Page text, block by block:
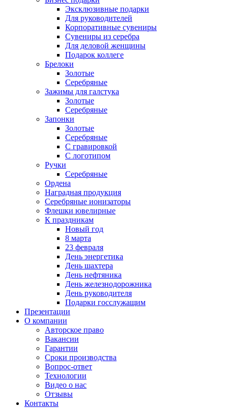
Эксклюзивные подарки
Для руководителей
Корпоративные сувениры
Сувениры из серебра
Для деловой женщины
Подарок коллеге
Брелоки
Золотые
Серебряные
Зажимы для галстука
Золотые
Серебряные
Запонки
Золотые
Серебряные
С гравировкой
С логотипом
Ручки
Серебряные
Ордена
Наградная продукция
Серебряные ионизаторы
Флешки ювелирные
К праздникам
Новый год
8 марта
23 февраля
День энергетика
День шахтера
День нефтяника
День железнодорожника
День руководителя
Подарки госслужащим
Презентации
О компании
Авторское право
Вакансии
Гарантии
Сроки производства
Вопрос-ответ
Технологии
Видео о нас
Отзывы
Контакты